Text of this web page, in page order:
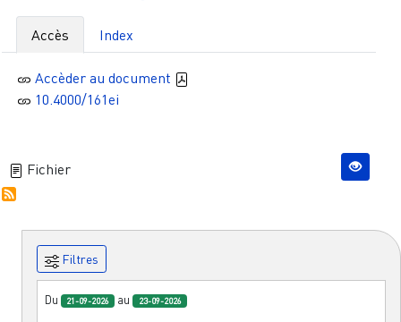
Accès Index
Accèder au document
10.4000/161ei
Fichier
Filtres
Du 21-09-2026 au 23-09-2026